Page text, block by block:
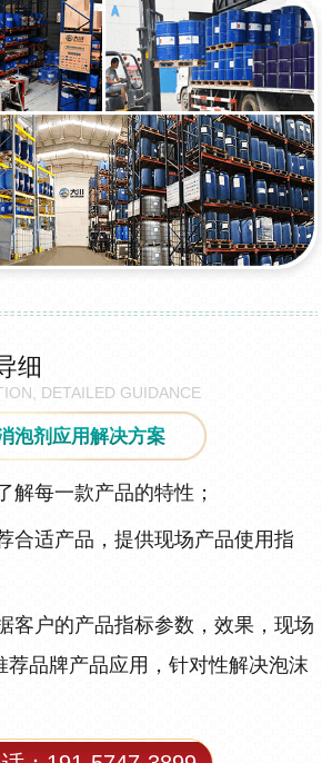
细
DETAILED GUIDANCE
泡剂应用解决方案
解每一款产品的特性；
合适产品，提供现场产品使用指
客户的产品指标参数，效果，现场
荐品牌产品应用，针对性解决泡沫